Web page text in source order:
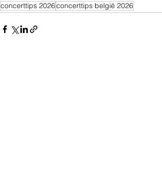
concerttips 2026concerttips belgië 2026